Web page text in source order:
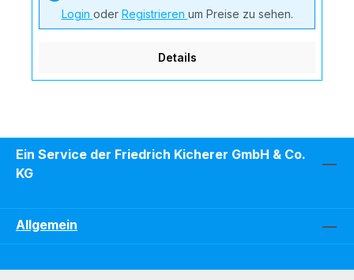
Login oder Registrieren um Preise zu sehen.
Details
Ein Service der Friedrich Kicherer GmbH & Co.
KG
Allgemein